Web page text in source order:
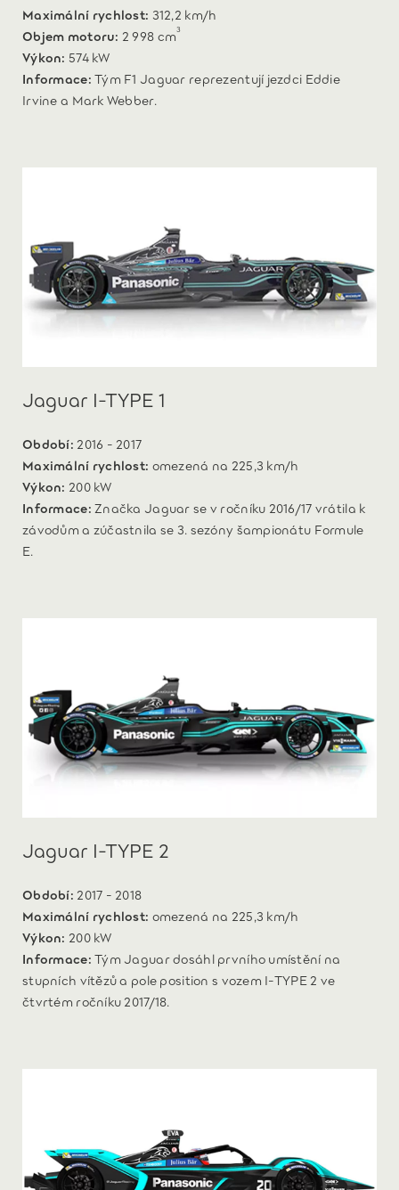
Maximální rychlost: 312,2 km/h
Objem motoru: 2 998 cm3
Výkon: 574 kW
Informace:Tým F1 Jaguar reprezentují jezdci Eddie
Irvine a Mark Webber.
Jaguar I-TYPE 1
Období: 2016 - 2017
Maximální rychlost: omezená na 225,3 km/h
Výkon: 200 kW
Informace:Značka Jaguar se v ročníku 2016/17 vrátila k
závodům a zúčastnila se 3. sezóny šampionátu Formule
E.
Jaguar I-TYPE 2
Období: 2017 - 2018
Maximální rychlost: omezená na 225,3 km/h
Výkon: 200 kW
Informace:Tým Jaguar dosáhl prvního umístění na
stupních vítězů a pole position s vozem I‑TYPE 2 ve
čtvrtém ročníku 2017/18.